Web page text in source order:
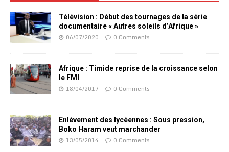
Télévision : Début des tournages de la série
documentaire « Autres soleils d’Afrique »
06/07/2020 0 Comments
Afrique : Timide reprise de la croissance selon
le FMI
18/04/2017 0 Comments
Enlèvement des lycéennes : Sous pression,
Boko Haram veut marchander
13/05/2014 0 Comments